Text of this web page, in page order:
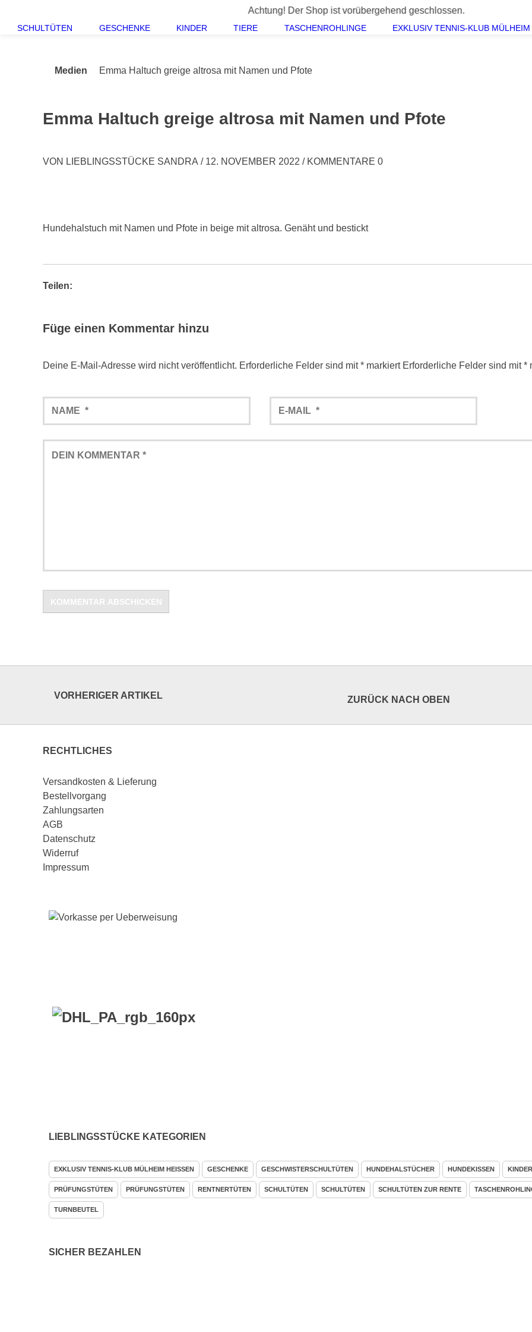
Achtung! Der Shop ist vorübergehend geschlossen.
SCHULTÜTEN GESCHENKE KINDER TIERE TASCHENROHLINGE EXKLUSIV TENNIS-KLUB MÜLHEIM
Medien Emma Haltuch greige altrosa mit Namen und Pfote
Emma Haltuch greige altrosa mit Namen und Pfote
VON LIEBLINGSSTÜCKE SANDRA / 12. NOVEMBER 2022 / KOMMENTARE 0
Hundehalstuch mit Namen und Pfote in beige mit altrosa. Genäht und bestickt
Teilen:
Füge einen Kommentar hinzu
Deine E-Mail-Adresse wird nicht veröffentlicht. Erforderliche Felder sind mit*markiertErforderliche Felder sind mit*
VORHERIGER ARTIKEL ZURÜCK NACH OBEN
RECHTLICHES
Versandkosten & Lieferung
Bestellvorgang
Zahlungsarten
AGB
Datenschutz
Widerruf
Impressum
LIEBLINGSSTÜCKE KATEGORIEN
EXKLUSIV TENNIS-KLUB MÜLHEIM HEISSEN GESCHENKE GESCHWISTERSCHULTÜTEN HUNDEHALSTÜCHER HUNDEKISSEN KINDER
PRÜFUNGSTÜTEN PRÜFUNGSTÜTEN RENTNERTÜTEN SCHULTÜTEN SCHULTÜTEN SCHULTÜTEN ZUR RENTE
TURNBEUTEL
SICHER BEZAHLEN